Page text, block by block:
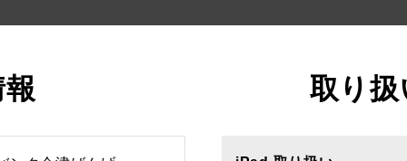
取り